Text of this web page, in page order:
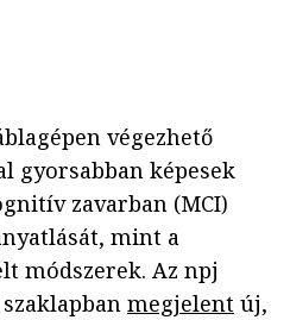
végezhető
gyorsabban képesek
zavarban (MCI)
mint a
módszerek. Az npj
megjelent új,